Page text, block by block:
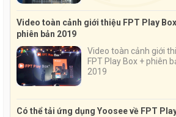
Video toàn cảnh giới thiệu FPT Play
phiên bản 2019
Video toàn cảnh giới
FPT Play Box + phiên
2019
Có thể tải ứng dụng Yoosee về FPT